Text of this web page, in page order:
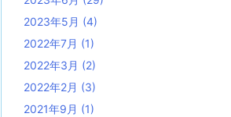
2023年5月 (4)
2022年7月 (1)
2022年3月 (2)
2022年2月 (3)
2021年9月 (1)